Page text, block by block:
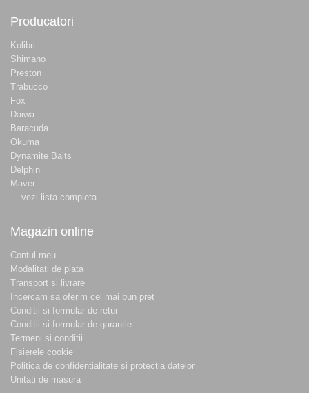
Producatori
Kolibri
Shimano
Preston
Trabucco
Fox
Daiwa
Baracuda
Okuma
Dynamite Baits
Delphin
Maver
... vezi lista completa
Magazin online
Contul meu
Modalitati de plata
Transport si livrare
Incercam sa oferim cel mai bun pret
Conditii si formular de retur
Conditii si formular de garantie
Termeni si conditii
Fisierele cookie
Politica de confidentialitate si protectia datelor
Unitati de masura